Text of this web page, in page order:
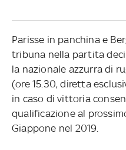
Parisse in panchina e
tribuna nella partita
la nazionale azzurra di
(ore 15.30, diretta
in caso di vittoria
qualificazione al
Giappone nel 2019.